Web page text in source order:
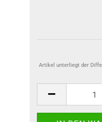
Artikel unterliegt der